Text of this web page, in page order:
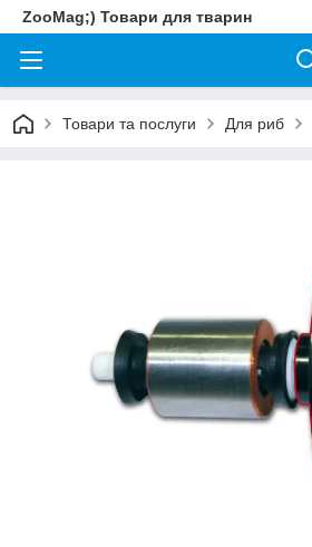
ZooMag;) Товари для тварин
Товари та послуги Для риб